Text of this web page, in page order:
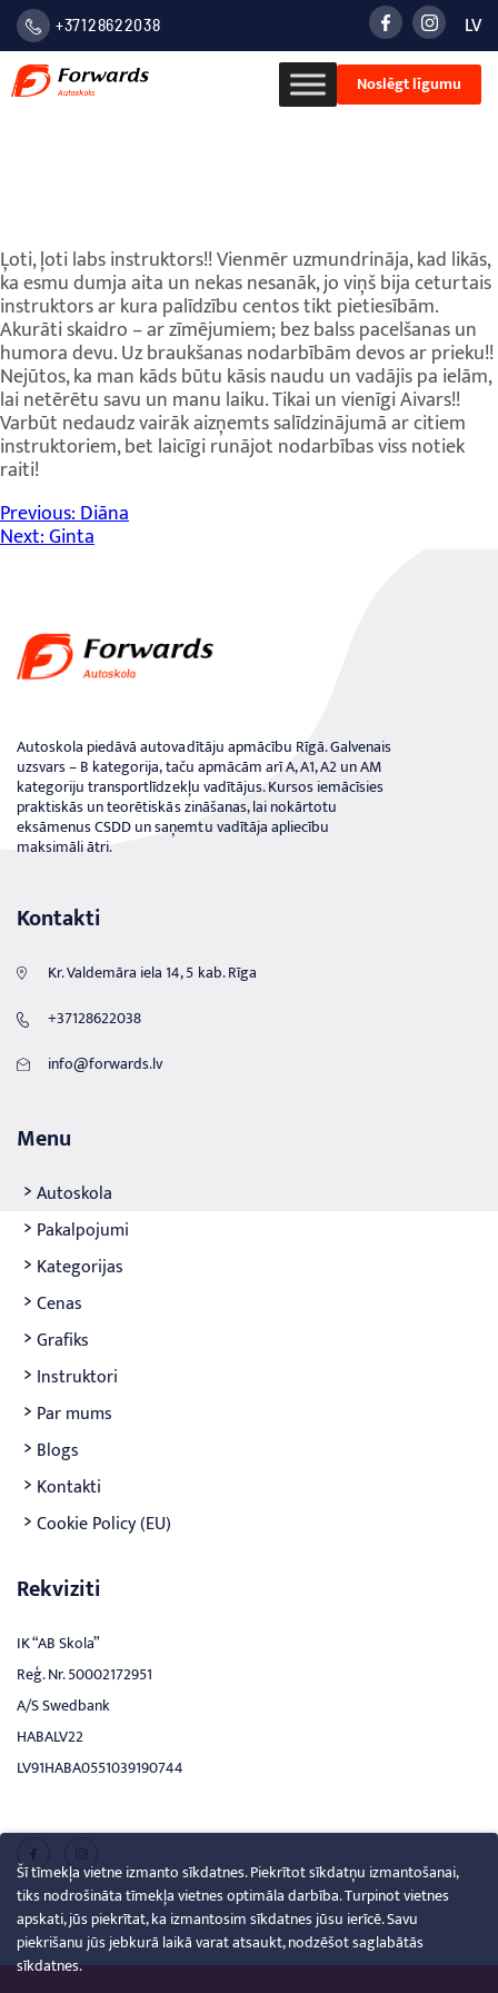
+37128622038 LV
Noslēgt līgumu
Ļoti, ļoti labs instruktors!! Vienmēr uzmundrināja, kad likās,
ka esmu dumja aita un nekas nesanāk, jo viņš bija ceturtais
instruktors ar kura palīdzību centos tikt pietiesībām.
Akurāti skaidro – ar zīmējumiem; bez balss pacelšanas un
humora devu. Uz braukšanas nodarbībām devos ar prieku!!
Nejūtos, ka man kāds būtu kāsis naudu un vadājis pa ielām,
lai netērētu savu un manu laiku. Tikai un vienīgi Aivars!!
Varbūt nedaudz vairāk aizņemts salīdzinājumā ar citiem
instruktoriem, bet laicīgi runājot nodarbības viss notiek
raiti!
Ziņu
izvēlne
Previous:Diāna
Next:Ginta
Autoskola piedāvā autovadītāju apmācību Rīgā. Galvenais
uzsvars – B kategorija, taču apmācām arī A, A1, A2 un AM
kategoriju transportlīdzekļu vadītājus. Kursos iemācīsies
praktiskās un teorētiskās zināšanas, lai nokārtotu
eksāmenus CSDD un saņemtu vadītāja apliecību
maksimāli ātri.
Kontakti
Kr. Valdemāra iela 14, 5 kab. Rīga
+37128622038
info@forwards.lv
Menu
Autoskola
Pakalpojumi
Kategorijas
Cenas
Grafiks
Instruktori
Par mums
Blogs
Kontakti
Cookie Policy (EU)
Rekviziti
IK “AB Skola”
Reģ. Nr. 50002172951
A/S Swedbank
HABALV22
LV91HABA0551039190744
Šī tīmekļa vietne izmanto sīkdatnes. Piekrītot sīkdatņu izmantošanai,
tiks nodrošināta tīmekļa vietnes optimāla darbība. Turpinot vietnes
apskati, jūs piekrītat, ka izmantosim sīkdatnes jūsu ierīcē. Savu
piekrišanu jūs jebkurā laikā varat atsaukt, nodzēšot saglabātās
sīkdatnes.